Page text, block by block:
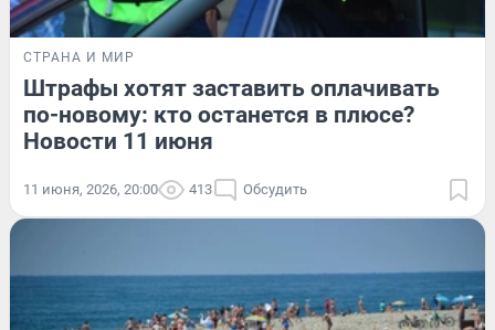
СТРАНА И МИР
Штрафы хотят заставить оплачивать
по-новому: кто останется в плюсе?
Новости 11 июня
11 июня, 2026, 20:00 413 Обсудить